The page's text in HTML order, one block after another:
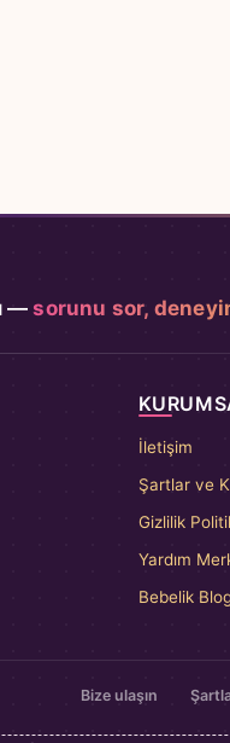
—sorunu sor,
İletişim
Şartlar ve
Gizlilik
Yardım
Bebelik
Bize ulaşın